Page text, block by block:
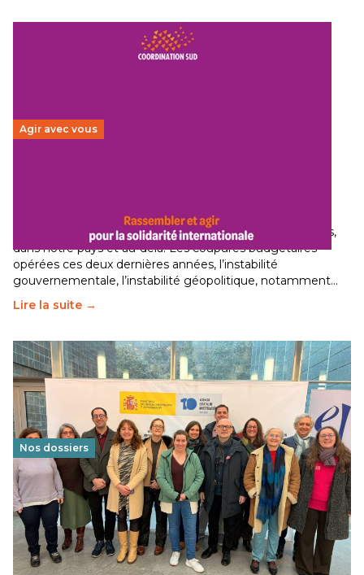
Agir avec vous
Le secteur humanitaire connaît des difficultés profondes,
dans notre pays et au-delà. Les coupures budgétaires
opérées ces deux dernières années, l’instabilité
gouvernementale, l’instabilité géopolitique, notamment…
Lire la suite →
Nos dossiers
Éducation au vivre-ensemble : un échange croisé
franco-espagnol pour changer d’approche
29 juin 2026-National
Cette année, l'UNSA Éducation a mené un projet Erasmus
soutenu par l'union Européenne et centré sur l'éducation